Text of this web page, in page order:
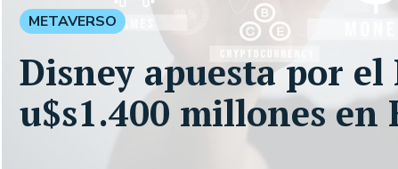
METAVERSO
Disney apuesta por
u$s1.400 millones en